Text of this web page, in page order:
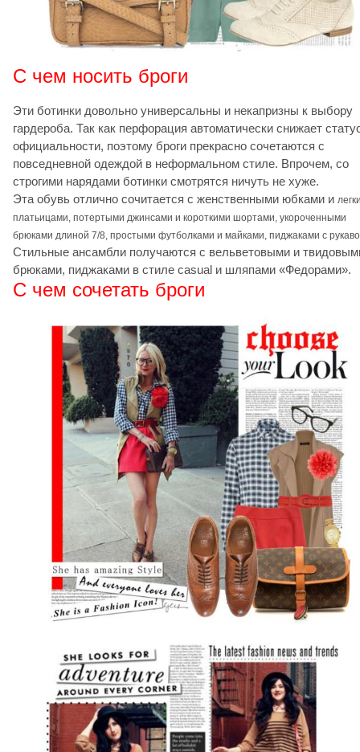
С чем носить броги
Эти ботинки довольно универсальны и некапризны к выбору
гардероба. Так как перфорация автоматически снижает
официальности, поэтому броги прекрасно сочетаются с
повседневной одеждой в неформальном стиле. Впрочем, со
строгими нарядами ботинки смотрятся ничуть не хуже.
Эта обувь отлично сочитается с женственными юбками и
платьицами, потертыми джинсами и короткими шортами, укороченными
брюками длиной 7/8, простыми футболками и майками, пиджаками с
Стильные ансамбли получаются с вельветовыми и
брюками, пиджаками в стиле casual и шляпами «Федорами».
С чем сочетать броги